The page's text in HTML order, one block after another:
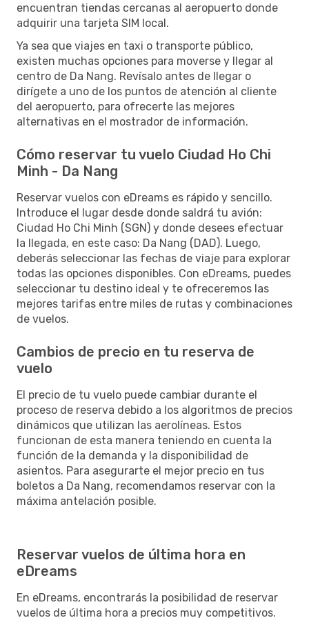
encuentran tiendas cercanas al aeropuerto donde
adquirir una tarjeta SIM local.
Ya sea que viajes en taxi o transporte público,
existen muchas opciones para moverse y llegar al
centro de Da Nang. Revísalo antes de llegar o
dirígete a uno de los puntos de atención al cliente
del aeropuerto, para ofrecerte las mejores
alternativas en el mostrador de información.
Cómo reservar tu vuelo Ciudad Ho Chi
Minh - Da Nang
Reservar vuelos con eDreams es rápido y sencillo.
Introduce el lugar desde donde saldrá tu avión:
Ciudad Ho Chi Minh (SGN) y donde desees efectuar
la llegada, en este caso: Da Nang (DAD). Luego,
deberás seleccionar las fechas de viaje para explorar
todas las opciones disponibles. Con eDreams, puedes
seleccionar tu destino ideal y te ofreceremos las
mejores tarifas entre miles de rutas y combinaciones
de vuelos.
Cambios de precio en tu reserva de
vuelo
El precio de tu vuelo puede cambiar durante el
proceso de reserva debido a los algoritmos de precios
dinámicos que utilizan las aerolíneas. Estos
funcionan de esta manera teniendo en cuenta la
función de la demanda y la disponibilidad de
asientos. Para asegurarte el mejor precio en tus
boletos a Da Nang, recomendamos reservar con la
máxima antelación posible.
Reservar vuelos de última hora en
eDreams
En eDreams, encontrarás la posibilidad de reservar
vuelos de última hora a precios muy competitivos.